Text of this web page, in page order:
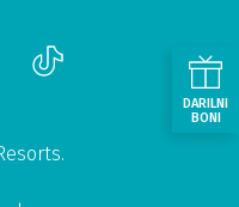
DARILNI
BONI